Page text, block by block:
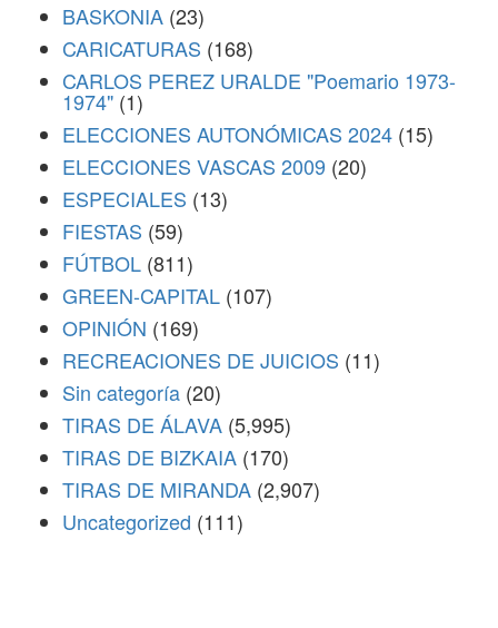
BASKONIA (23)
CARICATURAS (168)
CARLOS PEREZ URALDE "Poemario 1973-
1974" (1)
ELECCIONES AUTONÓMICAS 2024 (15)
ELECCIONES VASCAS 2009 (20)
ESPECIALES (13)
FIESTAS (59)
FÚTBOL (811)
GREEN-CAPITAL (107)
OPINIÓN (169)
RECREACIONES DE JUICIOS (11)
Sin categoría (20)
TIRAS DE ÁLAVA (5,995)
TIRAS DE BIZKAIA (170)
TIRAS DE MIRANDA (2,907)
Uncategorized (111)